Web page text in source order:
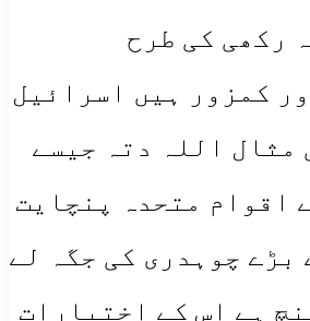
رکھی کی طرح
کمزور ہیں اسرائیل
مثال اللہ دتہ جیسے
اقوام متحدہ پنچایت
بڑے چوہدری کی جگہ لے
ہے اس کے اختیارات